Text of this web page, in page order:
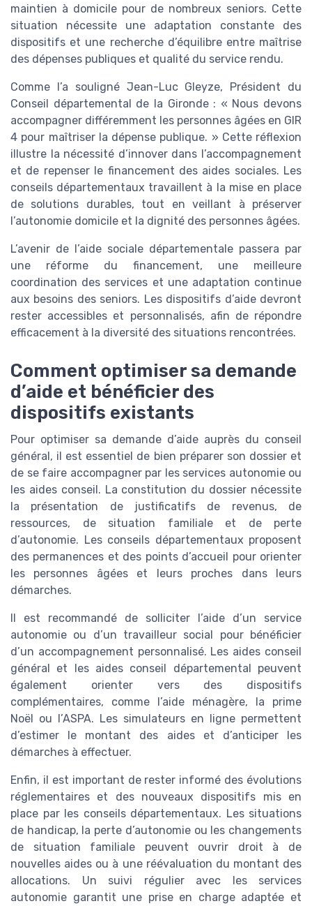
maintien à domicile pour de nombreux seniors. Cette
situation nécessite une adaptation constante des
dispositifs et une recherche d’équilibre entre maîtrise
des dépenses publiques et qualité du service rendu.
Comme l’a souligné Jean-Luc Gleyze, Président du
Conseil départemental de la Gironde : « Nous devons
accompagner différemment les personnes âgées en GIR
4 pour maîtriser la dépense publique. » Cette réflexion
illustre la nécessité d’innover dans l’accompagnement
et de repenser le financement des aides sociales. Les
conseils départementaux travaillent à la mise en place
de solutions durables, tout en veillant à préserver
l’autonomie domicile et la dignité des personnes âgées.
L’avenir de l’aide sociale départementale passera par
une réforme du financement, une meilleure
coordination des services et une adaptation continue
aux besoins des seniors. Les dispositifs d’aide devront
rester accessibles et personnalisés, afin de répondre
efficacement à la diversité des situations rencontrées.
Comment optimiser sa demande
d’aide et bénéficier des
dispositifs existants
Pour optimiser sa demande d’aide auprès du conseil
général, il est essentiel de bien préparer son dossier et
de se faire accompagner par les services autonomie ou
les aides conseil. La constitution du dossier nécessite
la présentation de justificatifs de revenus, de
ressources, de situation familiale et de perte
d’autonomie. Les conseils départementaux proposent
des permanences et des points d’accueil pour orienter
les personnes âgées et leurs proches dans leurs
démarches.
Il est recommandé de solliciter l’aide d’un service
autonomie ou d’un travailleur social pour bénéficier
d’un accompagnement personnalisé. Les aides conseil
général et les aides conseil départemental peuvent
également orienter vers des dispositifs
complémentaires, comme l’aide ménagère, la prime
Noël ou l’ASPA. Les simulateurs en ligne permettent
d’estimer le montant des aides et d’anticiper les
démarches à effectuer.
Enfin, il est important de rester informé des évolutions
réglementaires et des nouveaux dispositifs mis en
place par les conseils départementaux. Les situations
de handicap, la perte d’autonomie ou les changements
de situation familiale peuvent ouvrir droit à de
nouvelles aides ou à une réévaluation du montant des
allocations. Un suivi régulier avec les services
autonomie garantit une prise en charge adaptée et